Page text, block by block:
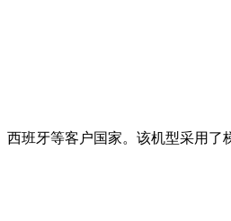
班牙等客户国家。该机型采用